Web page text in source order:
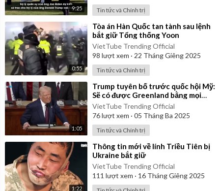
9:25 Tin tức và Chính trị
0:55
⁣Tòa án Hàn Quốc tan tành sau lệnh
bắt giữ Tổng thống Yoon
VietTube Trending Official
98 lượt xem · 22 Tháng Giêng 2025
Tin tức và Chính trị
1:05
⁣Trump tuyên bố trước quốc hội Mỹ:
Sẽ có được Greenland bằng mọi
cách!
VietTube Trending Official
76lượt xem · 05 Tháng Ba 2025
Tin tức và Chính trị
1:22
⁣Thông tin mới về lính Triều Tiên bị
Ukraine bắt giữ
VietTube Trending Official
111 lượt xem · 16 Tháng Giêng 2025